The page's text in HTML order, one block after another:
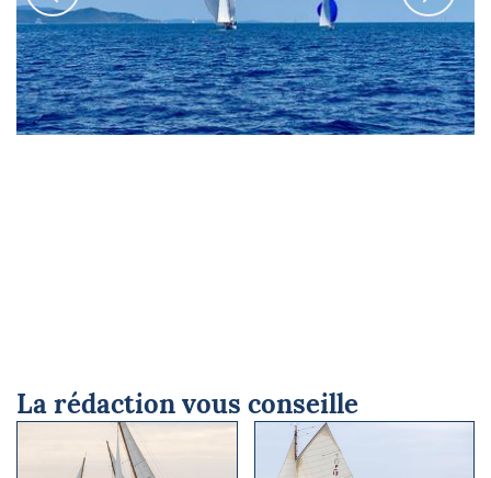
La rédaction vous conseille